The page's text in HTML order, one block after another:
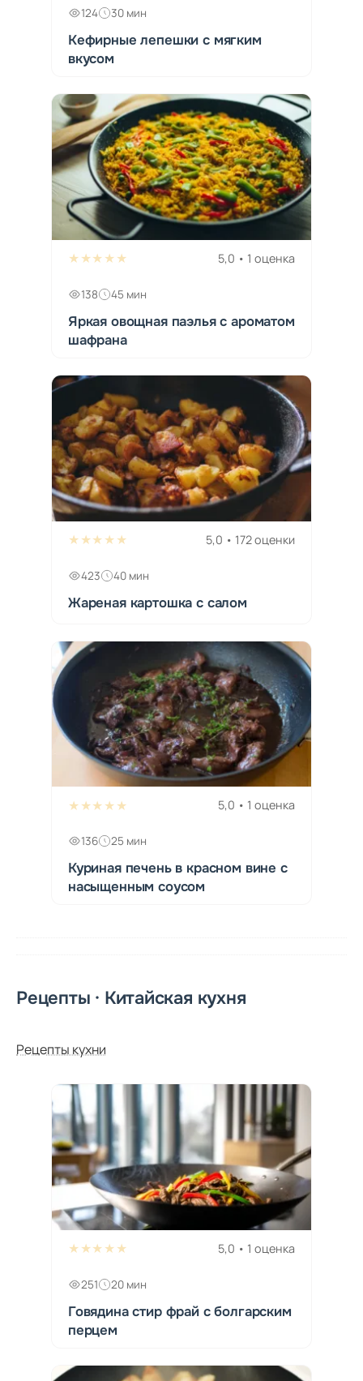
124 30 мин
Кефирные лепешки с мягким
вкусом
★★★★★ 5,0 • 1 оценка
138 45 мин
Яркая овощная паэлья с ароматом
шафрана
★★★★★ 5,0 • 172 оценки
423 40 мин
Жареная картошка с салом
★★★★★ 5,0 • 1 оценка
136 25 мин
Куриная печень в красном вине с
насыщенным соусом
Рецепты · Китайская кухня
Рецепты кухни
★★★★★ 5,0 • 1 оценка
251 20 мин
Говядина стир фрай с болгарским
перцем